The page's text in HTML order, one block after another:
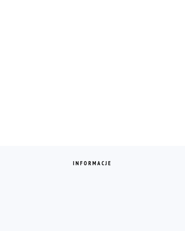
INFORMACJE